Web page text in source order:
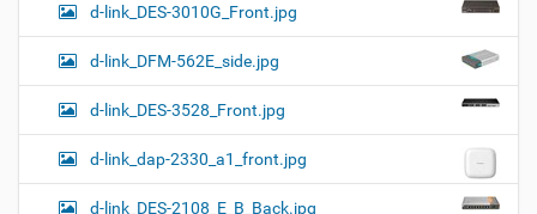
d-link_DES-3010G_Front.jpg
d-link_DFM-562E_side.jpg
d-link_DES-3528_Front.jpg
d-link_dap-2330_a1_front.jpg
d-link_DES-2108_E_B_Back.jpg